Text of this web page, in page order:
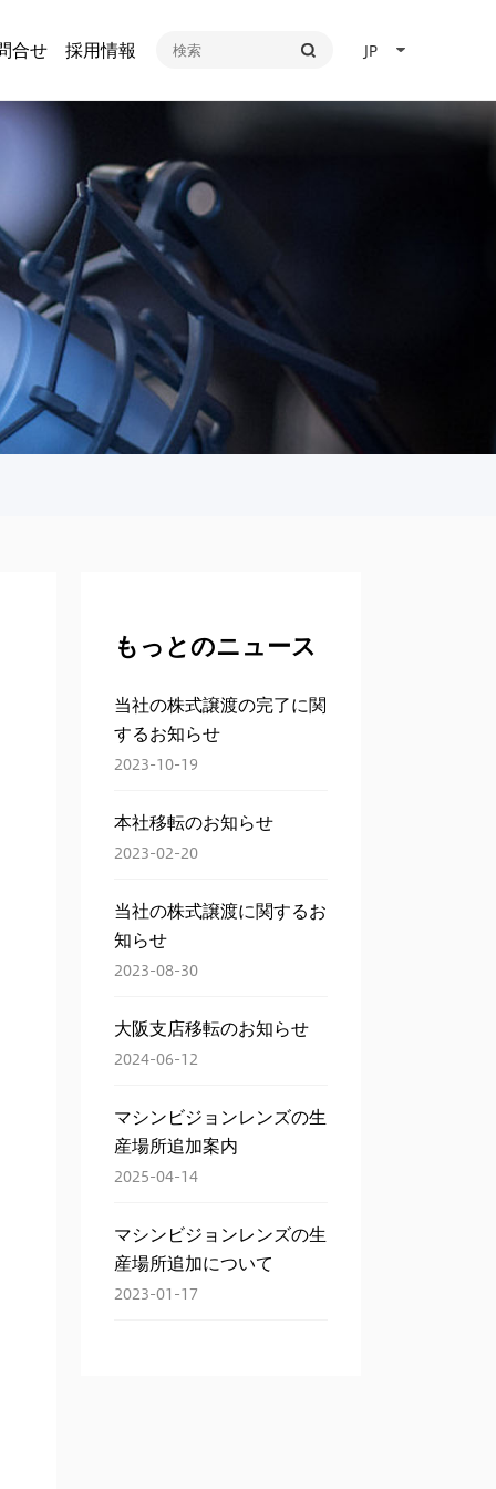
JP
合せ 採用情報
もっとのニュース
当社の株式譲渡の完了に関
するお知らせ
2023-10-19
本社移転のお知らせ
2023-02-20
当社の株式譲渡に関するお
知らせ
2023-08-30
大阪支店移転のお知らせ
2024-06-12
マシンビジョンレンズの生
産場所追加案内
2025-04-14
マシンビジョンレンズの生
産場所追加について
2023-01-17